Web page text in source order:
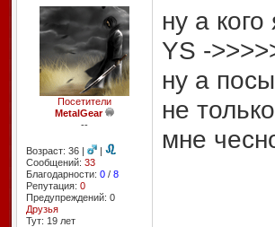
Посетители
MetalGear
--
Возраст: 36 |
|
Сообщений: 33
Благодарности: 0/ 8
Репутация: 0
Предупреждений: 0
Друзья
Тут: 19 лет
ну а
YS -
ну а
не
мне